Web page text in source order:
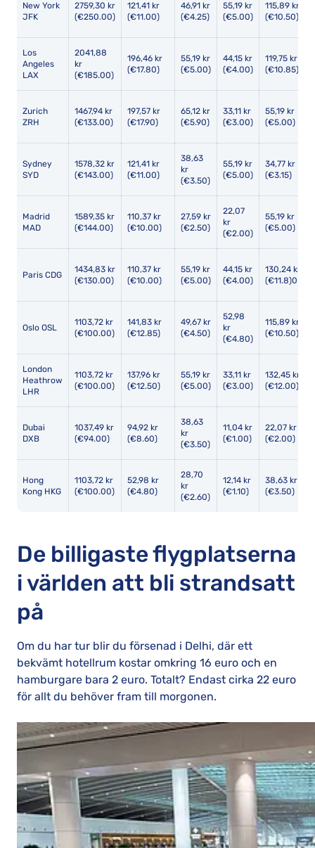
New York
JFK
2759,30 kr
(€250.00)
121,41 kr
(€11.00)
46,91 kr
(€4.25)
55,19 kr
(€5.00)
115,89 kr
(€10.50)
Los
Angeles
LAX
2041,88
kr
(€185.00)
196,46 kr
(€17.80)
55,19 kr
(€5.00)
44,15 kr
(€4.00)
119,75 kr
(€10.85)
Zurich
ZRH
1467,94 kr
(€133.00)
197,57 kr
(€17.90)
65,12 kr
(€5.90)
33,11 kr
(€3.00)
55,19 kr
(€5.00)
Sydney
SYD
1578,32 kr
(€143.00)
121,41 kr
(€11.00)
38,63
kr
(€3.50)
55,19 kr
(€5.00)
34,77 kr
(€3.15)
Madrid
MAD
1589,35 kr
(€144.00)
110,37 kr
(€10.00)
27,59 kr
(€2.50)
22,07
kr
(€2.00)
55,19 kr
(€5.00)
Paris CDG
1434,83 kr
(€130.00)
110,37 kr
(€10.00)
55,19 kr
(€5.00)
44,15 kr
(€4.00)
130,24 kr
(€11.8)0
Oslo OSL
1103,72 kr
(€100.00)
141,83 kr
(€12.85)
49,67 kr
(€4.50)
52,98
kr
(€4.80)
115,89 kr
(€10.50)
London
Heathrow
LHR
1103,72 kr
(€100.00)
137,96 kr
(€12.50)
55,19 kr
(€5.00)
33,11 kr
(€3.00)
132,45 kr
(€12.00)
Dubai
DXB
1037,49 kr
(€94.00)
94,92 kr
(€8.60)
38,63
kr
(€3.50)
11,04 kr
(€1.00)
22,07 kr
(€2.00)
Hong
Kong HKG
1103,72 kr
(€100.00)
52,98 kr
(€4.80)
28,70
kr
(€2.60)
12,14 kr
(€1.10)
38,63 kr
(€3.50)
De billigaste flygplatserna
i världen att bli strandsatt
på
Om du har tur blir du försenad i Delhi, där ett
bekvämt hotellrum kostar omkring 16 euro och en
hamburgare bara 2 euro. Totalt? Endast cirka 22 euro
för allt du behöver fram till morgonen.